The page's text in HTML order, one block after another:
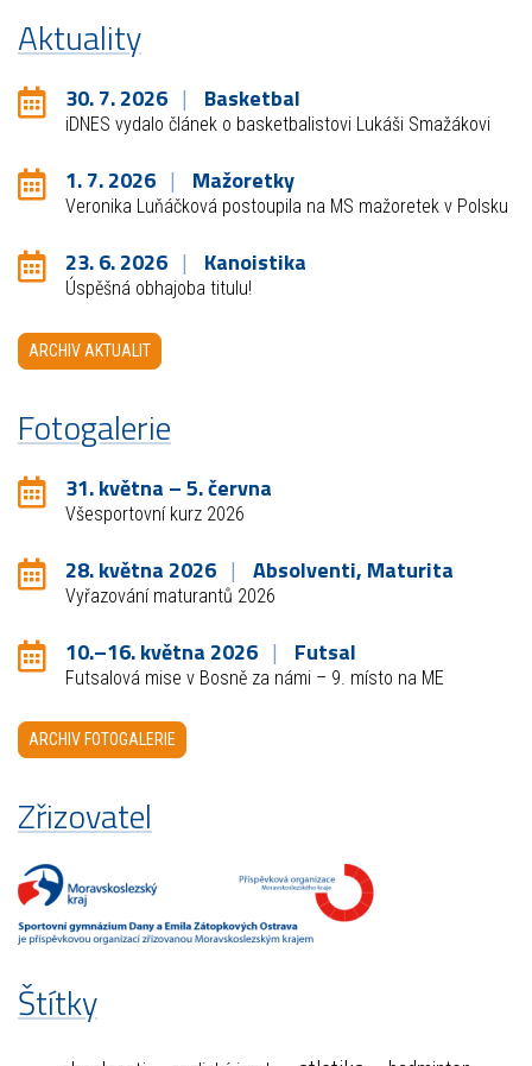
Aktuality
30. 7. 2026 Basketbal
iDNES vydalo článek o basketbalistovi Lukáši Smažákovi
1. 7. 2026 Mažoretky
Veronika Luňáčková postoupila na MS mažoretek v Polsku
23. 6. 2026 Kanoistika
Úspěšná obhajoba titulu!
ARCHIV AKTUALIT
Fotogalerie
31. května – 5. června
Všesportovní kurz 2026
28. května 2026 Absolventi, Maturita
Vyřazování maturantů 2026
10.–16. května 2026 Futsal
Futsalová mise v Bosně za námi – 9. místo na ME
ARCHIV FOTOGALERIE
Zřizovatel
Štítky